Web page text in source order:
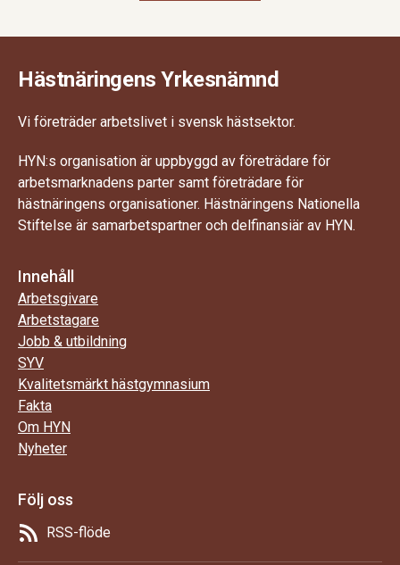
Hästnäringens Yrkesnämnd
Vi företräder arbetslivet i svensk hästsektor.
HYN:s organisation är uppbyggd av företrädare för
arbetsmarknadens parter samt företrädare för
hästnäringens organisationer. Hästnäringens Nationella
Stiftelse är samarbetspartner och delfinansiär av HYN.
Innehåll
Arbetsgivare
Arbetstagare
Jobb & utbildning
SYV
Kvalitetsmärkt hästgymnasium
Fakta
Om HYN
Nyheter
Följ oss
RSS-flöde